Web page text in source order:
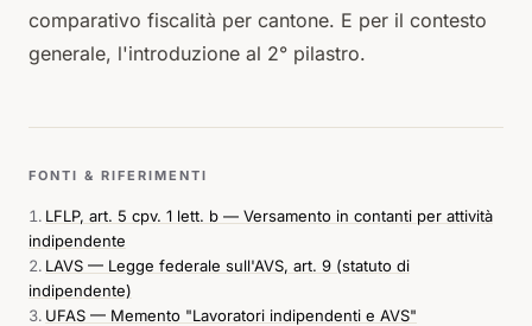
comparativo fiscalità per cantone. E per il contesto
generale, l'introduzione al 2° pilastro.
FONTI & RIFERIMENTI
LFLP, art. 5 cpv. 1 lett. b — Versamento in contanti per attività
indipendente
LAVS — Legge federale sull'AVS, art. 9 (statuto di
indipendente)
UFAS — Memento "Lavoratori indipendenti e AVS"